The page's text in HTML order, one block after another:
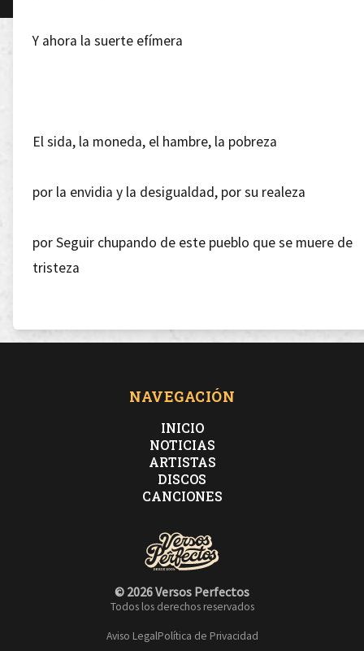
Y ahora la suerte efímera
El sida, la moneda, el hambre, la pobreza
por la envidia y la desigualdad, por su realeza
por Seguir chupando de este pueblo que se muere de
tristeza
maneja
Al son del rezo de miles de madres que se ahogan
que no llegan por los hijos sin futuro que en la calle se
por dos duros el trabajo es inseguro,
NAVEGACIÓN
INICIO
NOTICIAS
ARTISTAS
DISCOS
CANCIONES
© 2026 Versos Perfectos
Todos los derechos reservados
Aviso LegalPolítica de Privacidad